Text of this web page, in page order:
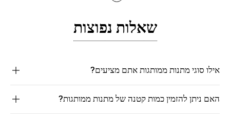
שאלות נפוצות
אילו סוגי מתנות ממותגות אתם מציעים?
האם ניתן להזמין כמות קטנה של מתנות ממותגות?